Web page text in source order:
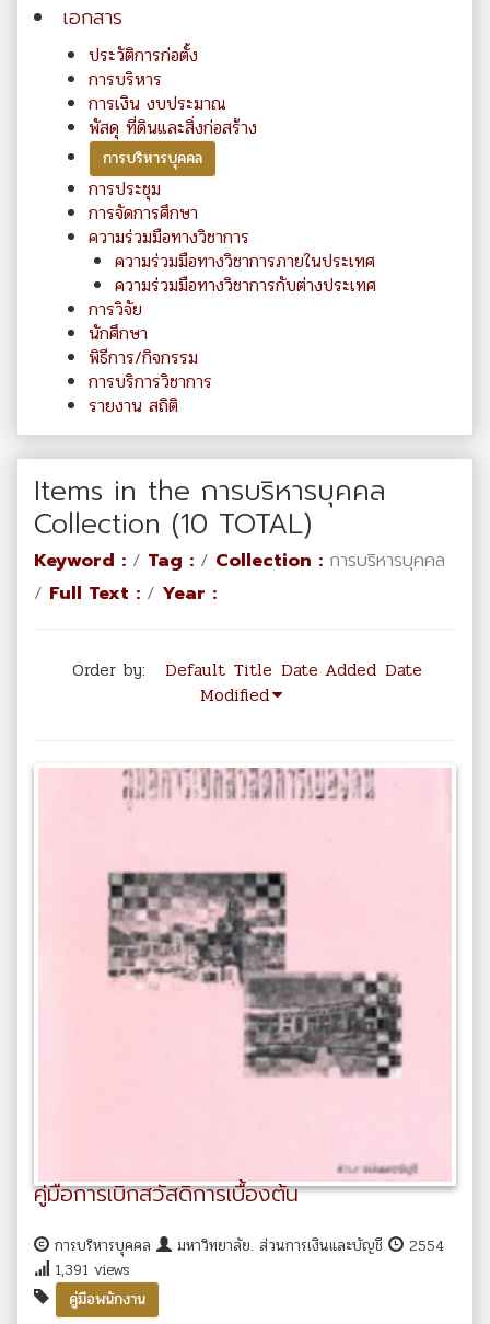
เอกสาร
ประวัติการก่อตั้ง
การบริหาร
การเงิน งบประมาณ
พัสดุ ที่ดินและสิ่งก่อสร้าง
การบริหารบุคคล
การประชุม
การจัดการศึกษา
ความร่วมมือทางวิชาการ
ความร่วมมือทางวิชาการภายในประเทศ
ความร่วมมือทางวิชาการกับต่างประเทศ
การวิจัย
นักศึกษา
พิธีการ/กิจกรรม
การบริการวิชาการ
รายงาน สถิติ
Items in the การบริหารบุคคล
Collection (10 TOTAL)
Keyword : / Tag : / Collection : การบริหารบุคคล
/ Full Text : / Year :
Order by: Default Title Date Added Date
Modified
คู่มือการเบิกสวัสดิการเบื้องต้น
การบริหารบุคคล มหาวิทยาลัย. ส่วนการเงินและบัญชี
2554
1,391 views
คู่มือพนักงาน